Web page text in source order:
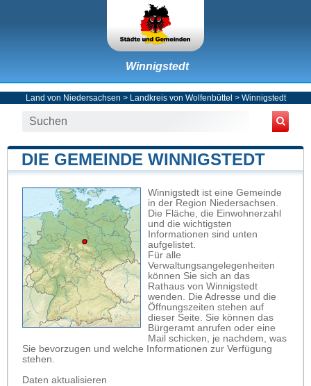
Winnigstedt
Land von Niedersachsen > Landkreis von Wolfenbüttel > Winnigstedt
DIE GEMEINDE WINNIGSTEDT
Winnigstedt ist eine Gemeinde
in der Region Niedersachsen.
Die Fläche, die Einwohnerzahl
und die wichtigsten
Informationen sind unten
aufgelistet.
Für alle
Verwaltungsangelegenheiten
können Sie sich an das
Rathaus von Winnigstedt
wenden. Die Adresse und die
Öffnungszeiten stehen auf
dieser Seite. Sie können das
Bürgeramt anrufen oder eine
Mail schicken, je nachdem, was
Sie bevorzugen und welche Informationen zur Verfügung
stehen.
Daten aktualisieren